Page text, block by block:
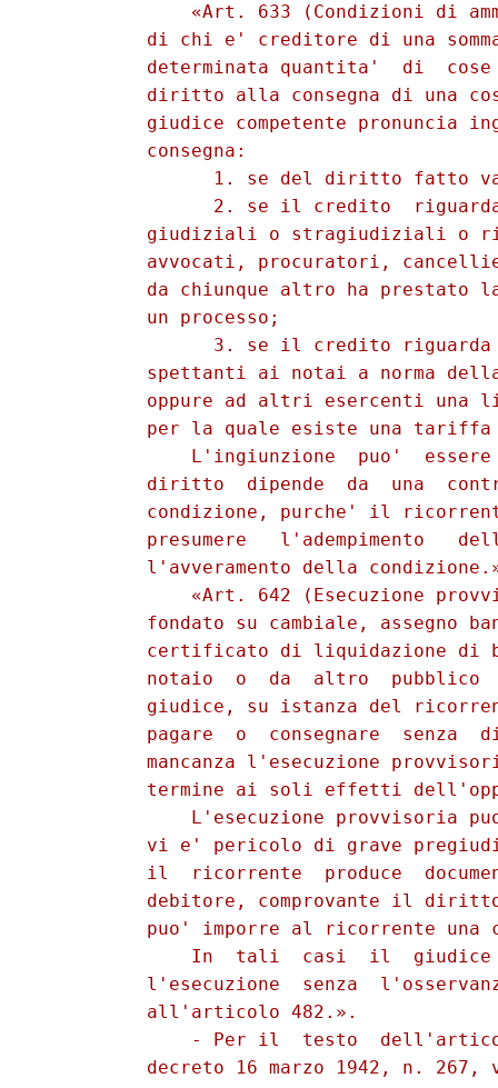
«Art. 633 (Condizioni di
di chi e' creditore di una
determinata quantita'  di
diritto alla consegna di una
giudice competente pronuncia
          consegna:
1. se del diritto fatto
2. se il credito
giudiziali o stragiudiziali o
avvocati, procuratori,
da chiunque altro ha prestato
          un processo;
3. se il credito
spettanti ai notai a norma
oppure ad altri esercenti una
per la quale esiste una
L'ingiunzione  puo'
diritto  dipende  da  una
condizione, purche' il
presumere   l'adempimento
l'avveramento della
«Art. 642 (Esecuzione
fondato su cambiale, assegno
certificato di liquidazione di
notaio  o  da  altro  pubblico
giudice, su istanza del
pagare  o  consegnare  senza
mancanza l'esecuzione
termine ai soli effetti
L'esecuzione provvisoria
vi e' pericolo di grave
il  ricorrente  produce
debitore, comprovante il
puo' imporre al ricorrente una
In  tali  casi  il
l'esecuzione  senza
          all'articolo 482.».
- Per il  testo
decreto 16 marzo 1942, n. 267,